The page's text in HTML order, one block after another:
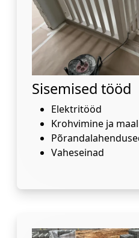
Sisemised tööd
Elektritööd
Krohvimine ja
Vaheseinad